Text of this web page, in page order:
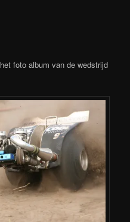
foto album van de wedstrijd